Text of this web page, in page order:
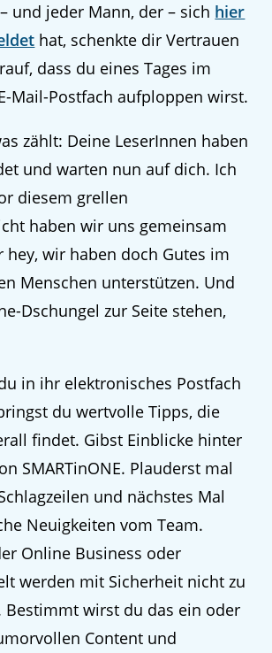
und jeder Mann, der – sich hier
hat, schenkte dir Vertrauen
dass du eines Tages im
Mail-Postfach aufploppen wirst.
zählt: Deine LeserInnen haben
und warten nun auf dich. Ich
diesem grellen
haben wir uns gemeinsam
hey, wir haben doch Gutes im
Menschen unterstützen. Und
Dschungel zur Seite stehen,
in ihr elektronisches Postfach
du wertvolle Tipps, die
findet. Gibst Einblicke hinter
SMARTinONE. Plauderst mal
und nächstes Mal
Neuigkeiten vom Team.
Online Business oder
werden mit Sicherheit nicht zu
Bestimmt wirst du das ein oder
Content und